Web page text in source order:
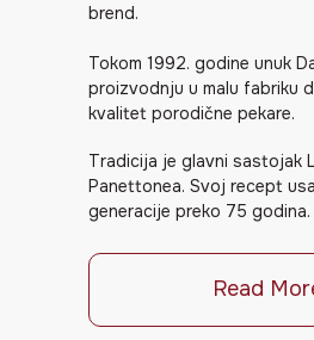
brend.
Tokom 1992. godine unuk
proizvodnju u malu fabriku
kvalitet porodične pekare.
Tradicija je glavni sastojak
Panettonea. Svoj recept
generacije preko 75 godina.
Read